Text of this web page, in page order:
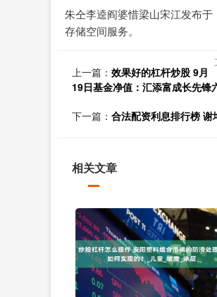
朱仝李逵阎婆惜梁山宋江发布
存储空间服务。
上一篇： 效果好的杠杆炒股 9月
19日基金净值：汇添富成长先
下一篇： 合法配资利息排行榜
相关文章